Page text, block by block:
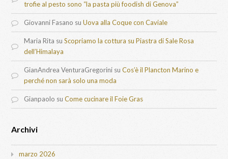
trofie al pesto sono “la pasta più foodish di Genova”
Giovanni Fasano suUova alla Coque con Caviale
Maria Rita suScopriamo la cottura su Piastra di Sale Rosa
dell’Himalaya
GianAndrea VenturaGregorini suCos’è il Plancton Marino e
perché non sarà solo una moda
Gianpaolo suCome cucinare il Foie Gras
Archivi
marzo 2026